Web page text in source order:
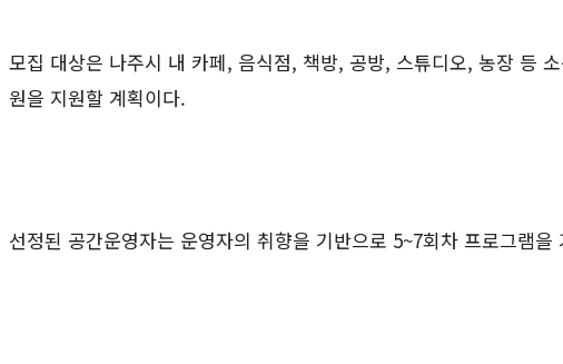
모집 대상은 나주시 내 카페, 음식점, 책방, 공방, 스튜디오, 농장 등
원을 지원할 계획이다.
선정된 공간운영자는 운영자의 취향을 기반으로 5~7회차 프로그램